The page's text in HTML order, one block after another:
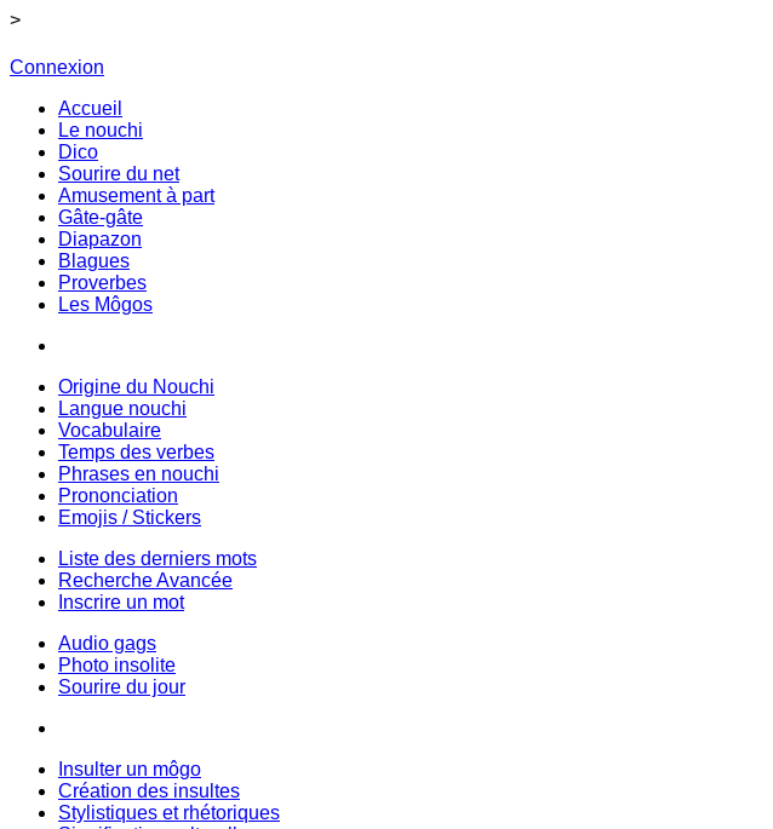
>
Connexion
Accueil
Le nouchi
Dico
Sourire du net
Amusement à part
Gâte-gâte
Diapazon
Blagues
Proverbes
Les Môgos
Origine du Nouchi
Langue nouchi
Vocabulaire
Temps des verbes
Phrases en nouchi
Prononciation
Emojis / Stickers
Liste des derniers mots
Recherche Avancée
Inscrire un mot
Audio gags
Photo insolite
Sourire du jour
Insulter un môgo
Création des insultes
Stylistiques et rhétoriques